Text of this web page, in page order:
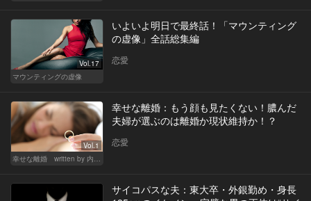
Vol.17
マウンティングの虚像
いよいよ明日で最終話！「マウンティング
の虚像」全話総集編
恋愛
Vol.1
幸せな離婚 written by 内埜さくら
幸せな離婚：もう顔も見たくない！膿んだ
夫婦が選ぶのは離婚か現状維持か！？
恋愛
サイコパスな夫：東大卒・外銀勤め・身長